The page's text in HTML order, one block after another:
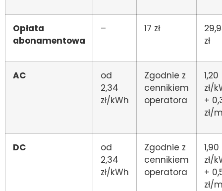
Opłata
abonamentowa
– 17 zł
zł
AC
od
2,34
zł/kWh
Zgodnie z
cennikiem
operatora
1,20
zł/
+
zł/
DC
od
2,34
zł/kWh
Zgodnie z
cennikiem
operatora
1,90
zł/
+
zł/